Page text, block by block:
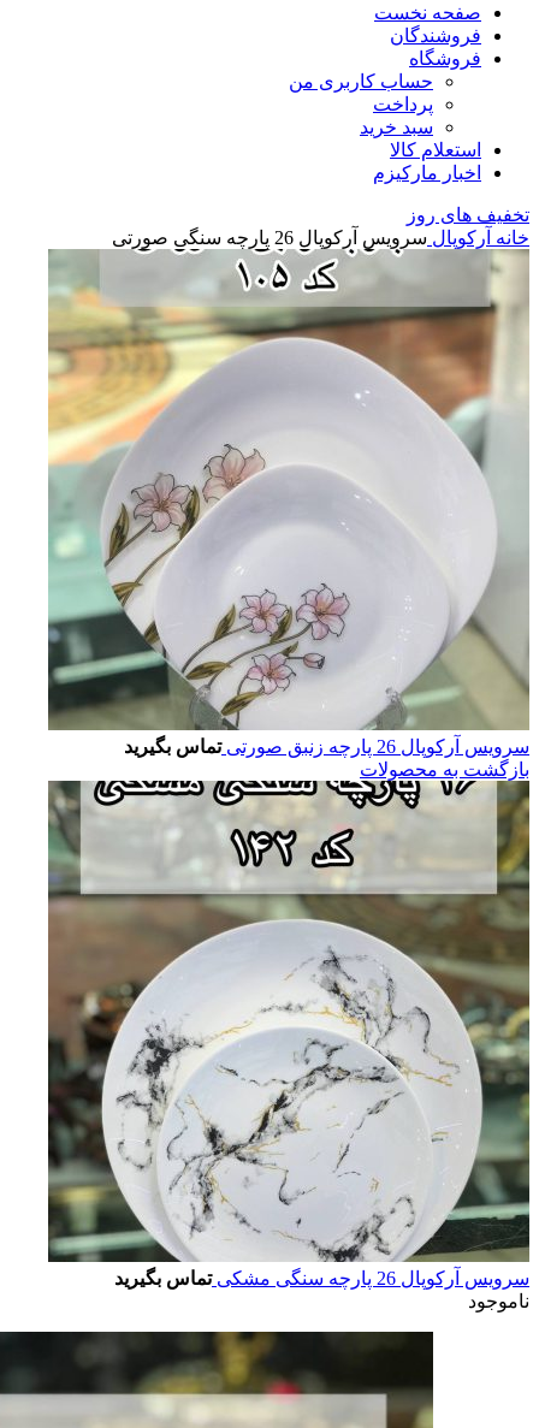
صفحه نخست
فروشندگان
فروشگاه
حساب کاربری من
پرداخت
سبد خرید
استعلام کالا
اخبار مارکیزم
تخفیف های روز
خانه آرکوپال سرویس آرکوپال 26 پارچه سنگی صورتی
سرویس آرکوپال 26 پارچه زنبق صورتی
تماس بگیرید
بازگشت به محصولات
سرویس آرکوپال 26 پارچه سنگی مشکی
تماس بگیرید
ناموجود